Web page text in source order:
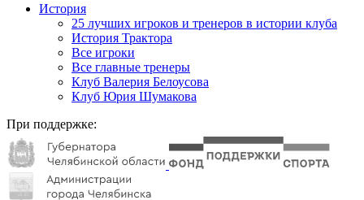
История
25 лучших игроков и тренеров в истории клуба
История Трактора
Все игроки
Все главные тренеры
Клуб Валерия Белоусова
Клуб Юрия Шумакова
При поддержке: